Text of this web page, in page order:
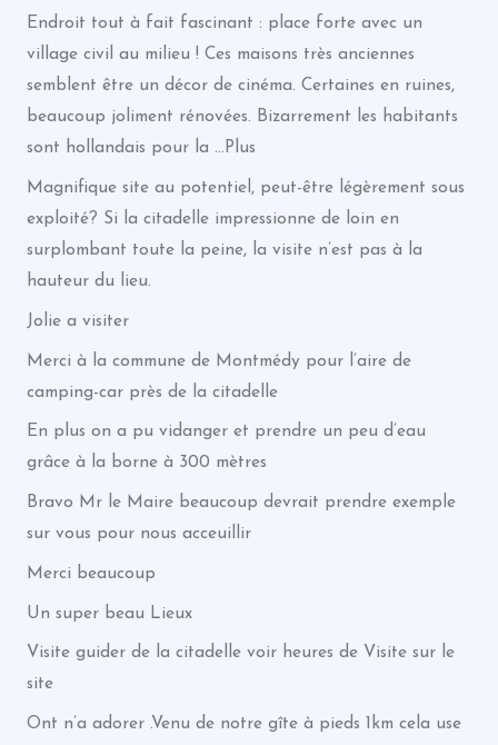
Endroit tout à fait fascinant : place forte avec un
village civil au milieu ! Ces maisons très anciennes
semblent être un décor de cinéma. Certaines en ruines,
beaucoup joliment rénovées. Bizarrement les habitants
sont hollandais pour la …Plus
Magnifique site au potentiel, peut-être légèrement sous
exploité? Si la citadelle impressionne de loin en
surplombant toute la peine, la visite n’est pas à la
hauteur du lieu.
Jolie a visiter
Merci à la commune de Montmédy pour l’aire de
camping-car près de la citadelle
En plus on a pu vidanger et prendre un peu d’eau
grâce à la borne à 300 mètres
Bravo Mr le Maire beaucoup devrait prendre exemple
sur vous pour nous acceuillir
Merci beaucoup
Un super beau Lieux
Visite guider de la citadelle voir heures de Visite sur le
site
Ont n’a adorer .Venu de notre gîte à pieds 1km cela use